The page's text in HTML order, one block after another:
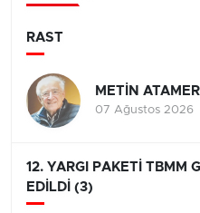
RAST
METİN ATAMER
07 Ağustos 2026
12. YARGI PAKETİ TBMM
EDİLDİ (3)